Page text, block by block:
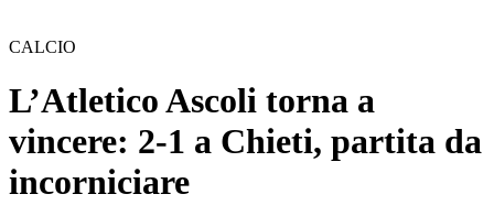
CALCIO
L’Atletico Ascoli torna a
vincere: 2-1 a Chieti, partita da
incorniciare